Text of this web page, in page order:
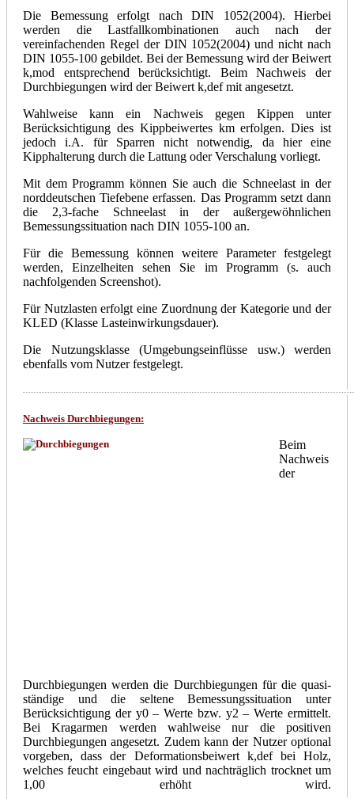
Die Bemessung erfolgt nach DIN 1052(2004). Hierbei
werden die Lastfallkombinationen auch nach der
vereinfachenden Regel der DIN 1052(2004) und nicht nach
DIN 1055-100 gebildet. Bei der Bemessung wird der Beiwert
k,mod entsprechend berücksichtigt. Beim Nachweis der
Durchbiegungen wird der Beiwert k,def mit angesetzt.
Wahlweise kann ein Nachweis gegen Kippen unter
Berücksichtigung des Kippbeiwertes km erfolgen. Dies ist
jedoch i.A. für Sparren nicht notwendig, da hier eine
Kipphalterung durch die Lattung oder Verschalung vorliegt.
Mit dem Programm können Sie auch die Schneelast in der
norddeutschen Tiefebene erfassen. Das Programm setzt dann
die 2,3-fache Schneelast in der außergewöhnlichen
Bemessungssituation nach DIN 1055-100 an.
Für die Bemessung können weitere Parameter festgelegt
werden, Einzelheiten sehen Sie im Programm (s. auch
nachfolgenden Screenshot).
Für Nutzlasten erfolgt eine Zuordnung der Kategorie und der
KLED (Klasse Lasteinwirkungsdauer).
Die Nutzungsklasse (Umgebungseinflüsse usw.) werden
ebenfalls vom Nutzer festgelegt.
Nachweis Durchbiegungen:
Beim
Nachweis
der
Durchbiegungen werden die Durchbiegungen für die quasi-
ständige und die seltene Bemessungssituation unter
Berücksichtigung der y0 – Werte bzw. y2 – Werte ermittelt.
Bei Kragarmen werden wahlweise nur die positiven
Durchbiegungen angesetzt. Zudem kann der Nutzer optional
vorgeben, dass der Deformationsbeiwert k,def bei Holz,
welches feucht eingebaut wird und nachträglich trocknet um
1,00 erhöht wird.